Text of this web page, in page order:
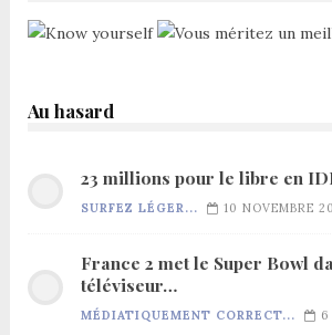
Au hasard
23 millions pour le libre en
SURFEZ LÉGER... 10 NOVEMBRE
France 2 met le Super Bowl
téléviseur…
MÉDIATIQUEMENT CORRECT... 6